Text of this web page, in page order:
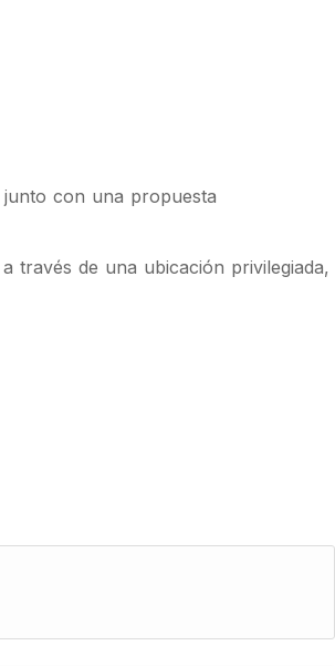
con una propuesta
través de una ubicación privilegiada,